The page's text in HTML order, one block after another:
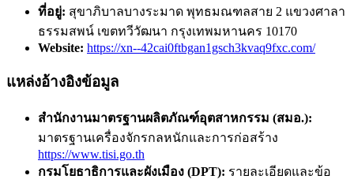
ที่อยู่: สุขาภิบาลบางระมาด พุทธมณฑลสาย 2 แขวงศาลา
ธรรมสพน์ เขตทวีวัฒนา กรุงเทพมหานคร 10170
Website: https://xn--42cai0ftbgan1gsch3kvaq9fxc.com/
แหล่งอ้างอิงข้อมูล
สำนักงานมาตรฐานผลิตภัณฑ์อุตสาหกรรม (สมอ.):
มาตรฐานเครื่องจักรกลหนักและการก่อสร้าง
https://www.tisi.go.th
กรมโยธาธิการและผังเมือง (DPT): รายละเอียดและข้อ